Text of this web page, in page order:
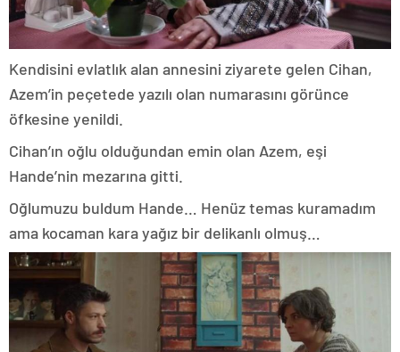
Kendisini evlatlık alan annesini ziyarete gelen Cihan,
Azem’in peçetede yazılı olan numarasını görünce
öfkesine yenildi.
Cihan’ın oğlu olduğundan emin olan Azem, eşi
Hande’nin mezarına gitti.
Oğlumuzu buldum Hande… Henüz temas kuramadım
ama kocaman kara yağız bir delikanlı olmuş…